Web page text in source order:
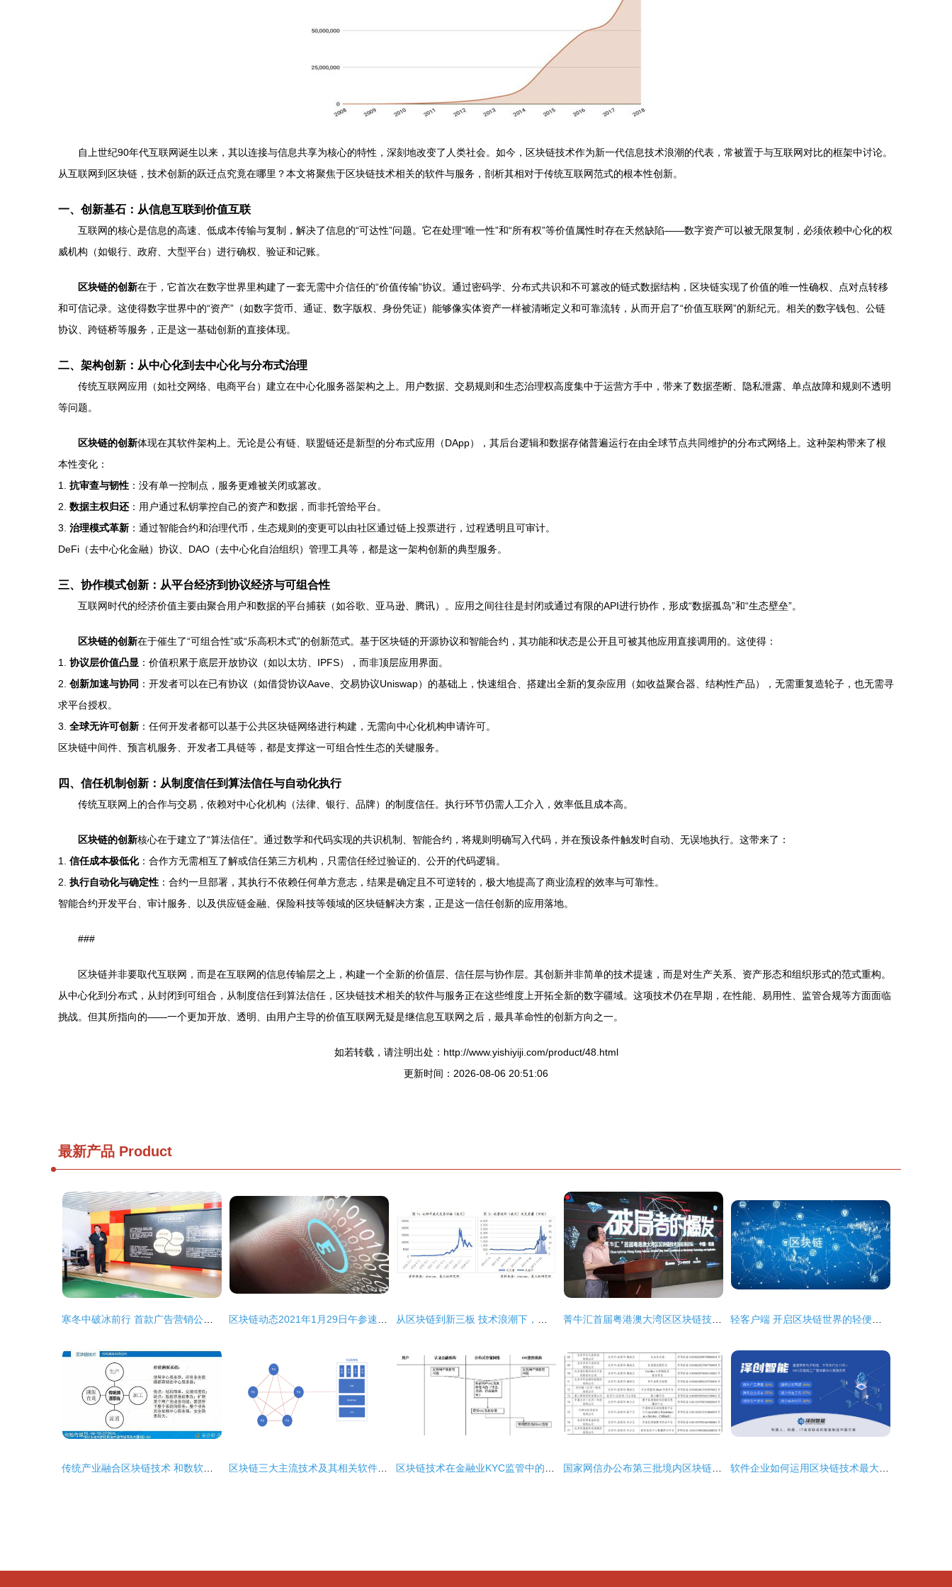
自上世纪90年代互联网诞生以来，其以连接与信息共享为核心的特性，深刻地改变了人类社会。如今，区块链技术作为新一代信息技术浪潮的代表，常被置于与互联网对比的框架中讨论。
从互联网到区块链，技术创新的跃迁点究竟在哪里？本文将聚焦于区块链技术相关的软件与服务，剖析其相对于传统互联网范式的根本性创新。
一、创新基石：从信息互联到价值互联
互联网的核心是信息的高速、低成本传输与复制，解决了信息的“可达性”问题。它在处理“唯一性”和“所有权”等价值属性时存在天然缺陷——数字资产可以被无限复制，必须依赖中心化的权
威机构（如银行、政府、大型平台）进行确权、验证和记账。
区块链的创新在于，它首次在数字世界里构建了一套无需中介信任的“价值传输”协议。通过密码学、分布式共识和不可篡改的链式数据结构，区块链实现了价值的唯一性确权、点对点转移
和可信记录。这使得数字世界中的“资产”（如数字货币、通证、数字版权、身份凭证）能够像实体资产一样被清晰定义和可靠流转，从而开启了“价值互联网”的新纪元。相关的数字钱包、公链
协议、跨链桥等服务，正是这一基础创新的直接体现。
二、架构创新：从中心化到去中心化与分布式治理
传统互联网应用（如社交网络、电商平台）建立在中心化服务器架构之上。用户数据、交易规则和生态治理权高度集中于运营方手中，带来了数据垄断、隐私泄露、单点故障和规则不透明
等问题。
区块链的创新体现在其软件架构上。无论是公有链、联盟链还是新型的分布式应用（DApp），其后台逻辑和数据存储普遍运行在由全球节点共同维护的分布式网络上。这种架构带来了根
本性变化：
1. 抗审查与韧性 ：没有单一控制点，服务更难被关闭或篡改。
2. 数据主权归还：用户通过私钥掌控自己的资产和数据，而非托管给平台。
3. 治理模式革新 ：通过智能合约和治理代币，生态规则的变更可以由社区通过链上投票进行，过程透明且可审计。
DeFi（去中心化金融）协议、DAO（去中心化自治组织）管理工具等，都是这一架构创新的典型服务。
三、协作模式创新：从平台经济到协议经济与可组合性
互联网时代的经济价值主要由聚合用户和数据的平台捕获（如谷歌、亚马逊、腾讯）。应用之间往往是封闭或通过有限的API进行协作，形成“数据孤岛”和“生态壁垒”。
区块链的创新在于催生了“可组合性”或“乐高积木式”的创新范式。基于区块链的开源协议和智能合约，其功能和状态是公开且可被其他应用直接调用的。这使得：
1. 协议层价值凸显 ：价值积累于底层开放协议（如以太坊、IPFS），而非顶层应用界面。
2. 创新加速与协同 ：开发者可以在已有协议（如借贷协议Aave、交易协议Uniswap）的基础上，快速组合、搭建出全新的复杂应用（如收益聚合器、结构性产品），无需重复造轮子，也无需寻
求平台授权。
3. 全球无许可创新 ：任何开发者都可以基于公共区块链网络进行构建，无需向中心化机构申请许可。
区块链中间件、预言机服务、开发者工具链等，都是支撑这一可组合性生态的关键服务。
四、信任机制创新：从制度信任到算法信任与自动化执行
传统互联网上的合作与交易，依赖对中心化机构（法律、银行、品牌）的制度信任。执行环节仍需人工介入，效率低且成本高。
区块链的创新核心在于建立了“算法信任”。通过数学和代码实现的共识机制、智能合约，将规则明确写入代码，并在预设条件触发时自动、无误地执行。这带来了：
1. 信任成本极低化：合作方无需相互了解或信任第三方机构，只需信任经过验证的、公开的代码逻辑。
2. 执行自动化与确定性 ：合约一旦部署，其执行不依赖任何单方意志，结果是确定且不可逆转的，极大地提高了商业流程的效率与可靠性。
智能合约开发平台、审计服务、以及供应链金融、保险科技等领域的区块链解决方案，正是这一信任创新的应用落地。
###
区块链并非要取代互联网，而是在互联网的信息传输层之上，构建一个全新的价值层、信任层与协作层。其创新并非简单的技术提速，而是对生产关系、资产形态和组织形式的范式重构。
从中心化到分布式，从封闭到可组合，从制度信任到算法信任，区块链技术相关的软件与服务正在这些维度上开拓全新的数字疆域。这项技术仍在早期，在性能、易用性、监管合规等方面面临
挑战。但其所指向的——一个更加开放、透明、由用户主导的价值互联网无疑是继信息互联网之后，最具革命性的创新方向之一。
如若转载，请注明出处：http://www.yishiyiji.com/product/48.html
更新时间：2026-08-06 20:51:06
最新产品 Product